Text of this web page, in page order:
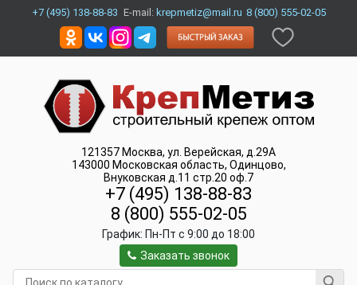
+7 (495) 138-88-83 E-mail: krepmetiz@mail.ru 8 (800) 555-02-05
121357 Москва, ул. Верейская, д.29А
143000 Московская область, Одинцово,
Внуковская д.11 стр.20 оф.7
+7 (495) 138-88-83
8 (800) 555-02-05
График: Пн-Пт c 9:00 до 18:00
Заказать звонок